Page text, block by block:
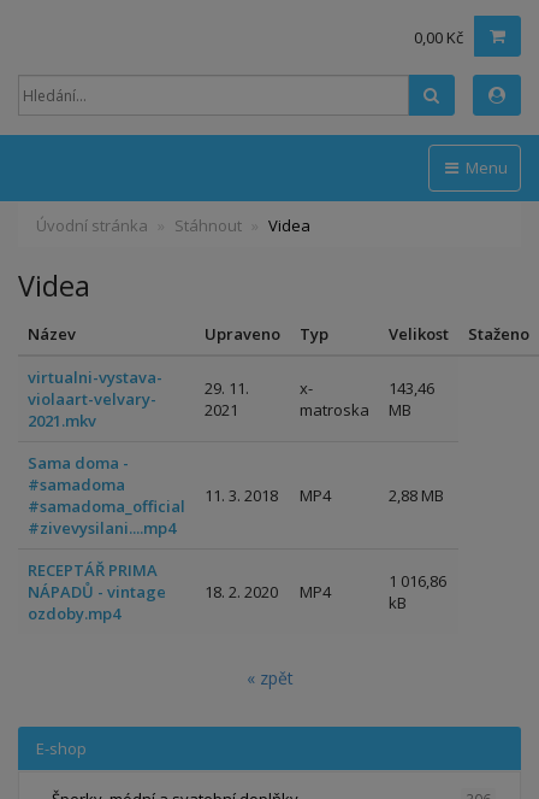
0,00 Kč
Menu
Úvodní stránka Stáhnout Videa
Videa
Název Upraveno Typ Velikost
Staženo
virtualni-vystava-
violaart-velvary-
2021.mkv
29. 11.
2021
x-
matroska
143,46
MB
Sama doma -
#samadoma
#samadoma_official
#zivevysilani....mp4
11. 3. 2018 MP4 2,88 MB
RECEPTÁŘ PRIMA
NÁPADŮ - vintage
ozdoby.mp4
18. 2. 2020 MP4
1 016,86
kB
« zpět
E-shop